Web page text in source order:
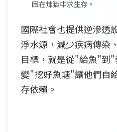
困在煉獄中求生存。
國際社會也提供逆滲透
淨水源，減少疾病傳染
目標，就是從"給魚"到
變"挖好魚塘"讓他們自
存依賴。